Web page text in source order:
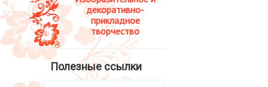
декоративно-
прикладное
творчество
Полезные ссылки